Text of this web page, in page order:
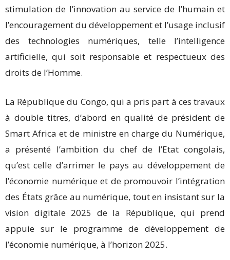
stimulation de l’innovation au service de l’humain et
l’encouragement du développement et l’usage inclusif
des technologies numériques, telle l’intelligence
artificielle, qui soit responsable et respectueux des
droits de l’Homme.
La République du Congo, qui a pris part à ces travaux
à double titres, d’abord en qualité de président de
Smart Africa et de ministre en charge du Numérique,
a présenté l’ambition du chef de l’Etat congolais,
qu’est celle d’arrimer le pays au développement de
l’économie numérique et de promouvoir l’intégration
des États grâce au numérique, tout en insistant sur la
vision digitale 2025 de la République, qui prend
appuie sur le programme de développement de
l’économie numérique, à l’horizon 2025.